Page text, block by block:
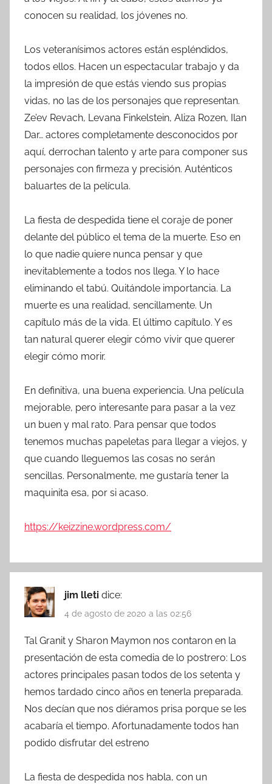
conocen su realidad, los jóvenes no.
Los veteranísimos actores están espléndidos,
todos ellos. Hacen un espectacular trabajo y da
la impresión de que estás viendo sus propias
vidas, no las de los personajes que representan.
Ze’ev Revach, Levana Finkelstein, Aliza Rozen, Ilan
Dar… actores completamente desconocidos por
aquí, derrochan talento y arte para componer sus
personajes con firmeza y precisión. Auténticos
baluartes de la película.
La fiesta de despedida tiene el coraje de poner
delante del público el tema de la muerte. Eso en
lo que nadie quiere nunca pensar y que
inevitablemente a todos nos llega. Y lo hace
eliminando el tabú. Quitándole importancia. La
muerte es una realidad, sencillamente. Un
capítulo más de la vida. El último capítulo. Y es
tan natural querer elegir cómo vivir que querer
elegir cómo morir.
En definitiva, una buena experiencia. Una película
mejorable, pero interesante para pasar a la vez
un buen y mal rato. Para pensar que todos
tenemos muchas papeletas para llegar a viejos, y
que cuando lleguemos las cosas no serán
sencillas. Personalmente, me gustaría tener la
maquinita esa, por si acaso.
https://keizzine.wordpress.com/
jim lleti dice:
4 de agosto de 2020 a las 02:56
Tal Granit y Sharon Maymon nos contaron en la
presentación de esta comedia de lo postrero: Los
actores principales pasan todos de los setenta y
hemos tardado cinco años en tenerla preparada.
Nos decían que nos diéramos prisa porque se les
acabaría el tiempo. Afortunadamente todos han
podido disfrutar del estreno
La fiesta de despedida nos habla, con un